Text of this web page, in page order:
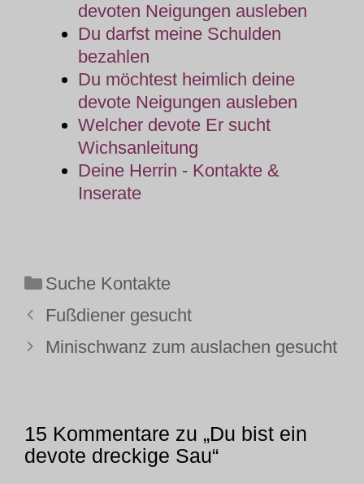
devoten Neigungen ausleben
Du darfst meine Schulden
bezahlen
Du möchtest heimlich deine
devote Neigungen ausleben
Welcher devote Er sucht
Wichsanleitung
Deine Herrin - Kontakte &
Inserate
Kategorien
Suche Kontakte
Fußdiener gesucht
Minischwanz zum auslachen gesucht
15 Kommentare zu „Du bist ein
devote dreckige Sau“